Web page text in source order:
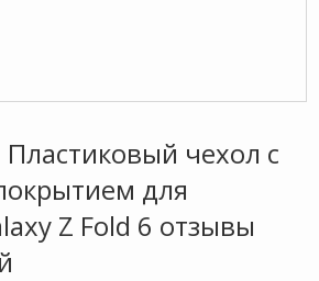
чехол с
для
Z Fold 6 отзывы